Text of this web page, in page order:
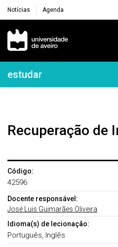
Notícias Agenda
Navegação
Navegação Lateral
estudar
Recuperação
Código:
42596
Docente responsável:
José Luis Guimarães Oliveira
Idioma(s) de lecionação:
Português, Inglês